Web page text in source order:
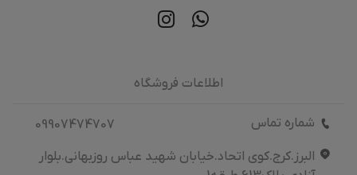
اطلاعات فروشگاه
شماره تماس
09907474707
البرز.کرج.کوی اتحاد.خیابان شهید عباس روزبهانی.بلوار